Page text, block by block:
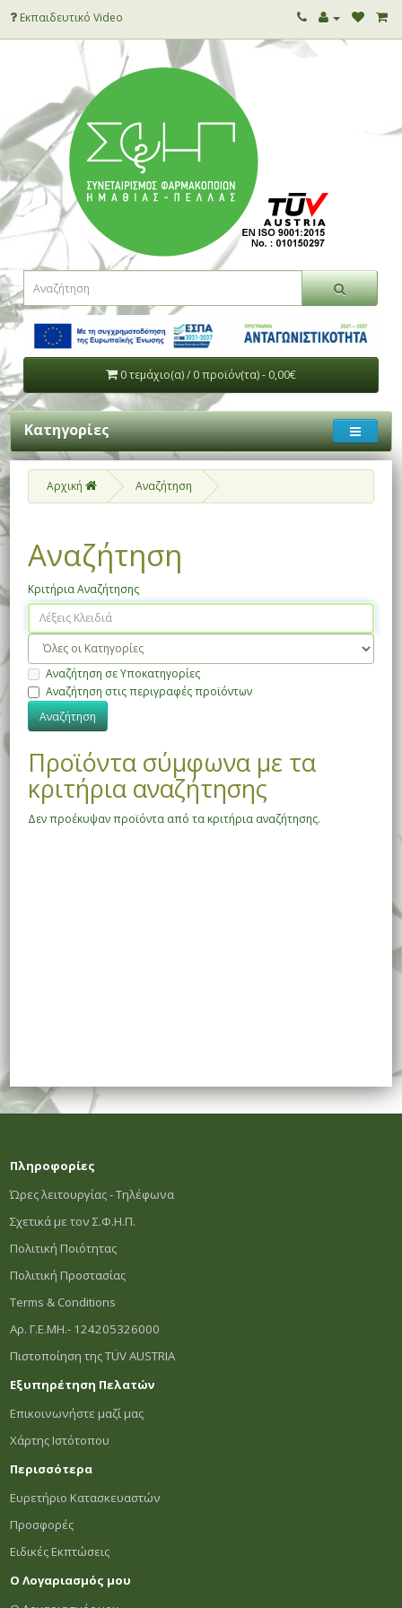
Εκπαιδευτικό Video
0 τεμάχιο(α) / 0 προϊόν(τα) - 0,00€
Κατηγορίες
Αρχική Αναζήτηση
Αναζήτηση
Κριτήρια Αναζήτησης
Αναζήτηση σε Υποκατηγορίες
Αναζήτηση στις περιγραφές προϊόντων
Προϊόντα σύμφωνα με τα
κριτήρια αναζήτησης
Δεν προέκυψαν προϊόντα από τα κριτήρια αναζήτησης.
Πληροφορίες
Ώρες λειτουργίας - Τηλέφωνα
Σχετικά με τον Σ.Φ.Η.Π.
Πολιτική Ποιότητας
Πολιτική Προστασίας
Terms & Conditions
Αρ. Γ.Ε.ΜΗ.- 124205326000
Πιστοποίηση της TÜV AUSTRIA
Εξυπηρέτηση Πελατών
Επικοινωνήστε μαζί μας
Χάρτης Ιστότοπου
Περισσότερα
Ευρετήριο Κατασκευαστών
Προσφορές
Ειδικές Εκπτώσεις
Ο Λογαριασμός μου